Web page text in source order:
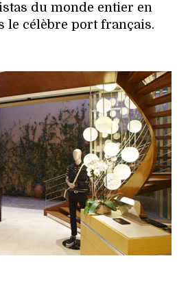
du monde entier en
le célèbre port français.